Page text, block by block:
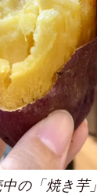
の「焼き芋」